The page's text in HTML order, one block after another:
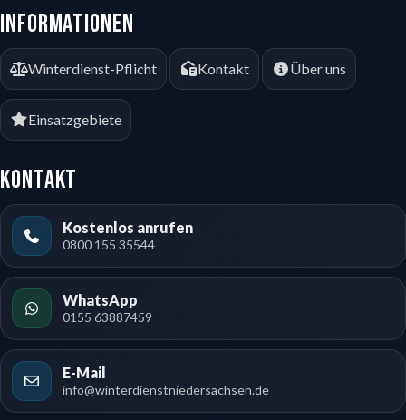
Informationen
Winterdienst-Pflicht Kontakt Über uns
Einsatzgebiete
Kontakt
Kostenlos anrufen
0800 155 35544
WhatsApp
0155 63887459
E-Mail
info@winterdienstniedersachsen.de